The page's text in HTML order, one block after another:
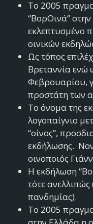
Το 2005
“ΒορΟινά”
εκλεπτυσμένο
οινικών
Ως τόπος
Βρεταννία ενώ
Φεβρουαρίου,
προστάτη των
Το όνομα της
λογοπαίγνιο
“οίνος”,
εκδήλωσης.
οινοποιός
Η εκδήλωση
τότε
πανδημίας).
Το 2005